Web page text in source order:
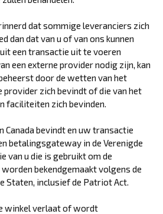
dat sommige leveranciers zich
dan dat van u of van ons kunnen
een transactie uit te voeren
een externe provider nodig zijn, kan
door de wetten van het
zich bevindt of die van het
faciliteiten zich bevinden.
Canada bevindt en uw transactie
betalingsgateway in de Verenigde
van u die is gebruikt om de
bekendgemaakt volgens de
Staten, inclusief de Patriot Act.
winkel verlaat of wordt